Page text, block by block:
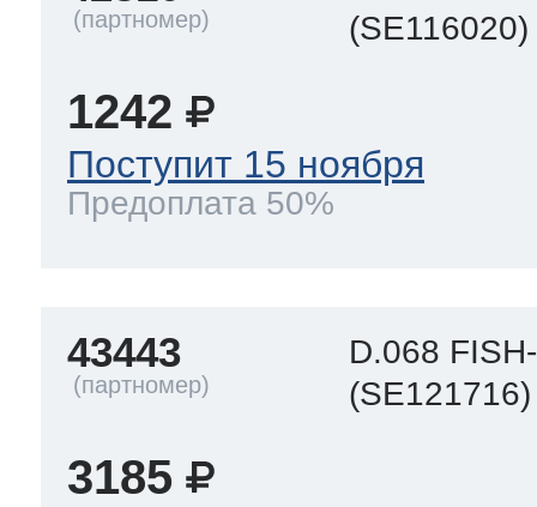
(SE116020)
1242
Поступит 15 ноября
Предоплата 50%
43443
D.068
(SE121716)
3185